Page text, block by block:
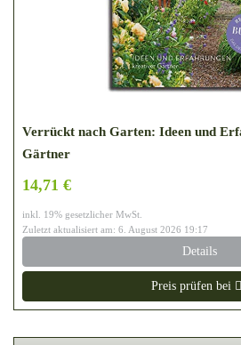
Verrückt nach Garten: Ideen und
Gärtner
14,71 €
inkl. 19% gesetzlicher MwSt.
Zuletzt aktualisiert am: 6. August 2026 19:17
Details
Preis prüfen bei